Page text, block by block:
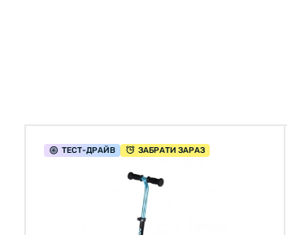
ТЕСТ-ДРАЙВ ЗАБРАТИ ЗАРАЗ